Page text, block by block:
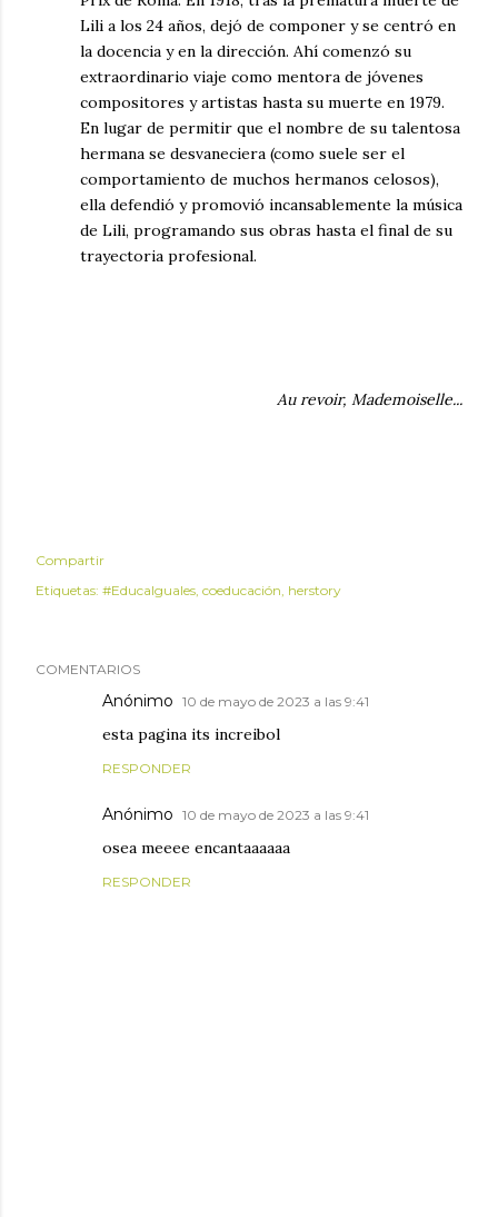
Lili a los 24 años, dejó de componer y se centró en
la docencia y en la dirección. Ahí comenzó su
extraordinario viaje como mentora de jóvenes
compositores y artistas hasta su muerte en 1979.
En lugar de permitir que el nombre de su talentosa
hermana se desvaneciera (como suele ser el
comportamiento de muchos hermanos celosos),
ella defendió y promovió incansablemente la música
de Lili, programando sus obras hasta el final de su
trayectoria profesional.
Au revoir, Mademoiselle...
Compartir
Etiquetas: #EducaIguales coeducación herstory
COMENTARIOS
Anónimo 10 de mayo de 2023 a las 9:41
esta pagina its increibol
RESPONDER
Anónimo 10 de mayo de 2023 a las 9:41
osea meeee encantaaaaaa
RESPONDER